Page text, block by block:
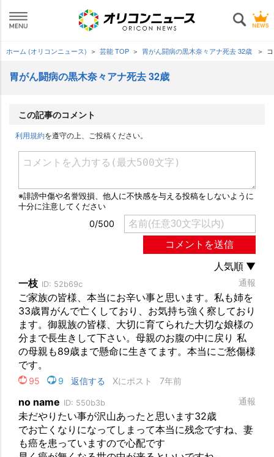
ホーム (オリコンニュース) 芸能 TOP 胃がん闘病の黒木奈々アナ死去 32歳
胃がん闘病の黒木奈々アナ死去 32歳
この記事のコメント
利用規約を遵守の上、ご投稿ください。